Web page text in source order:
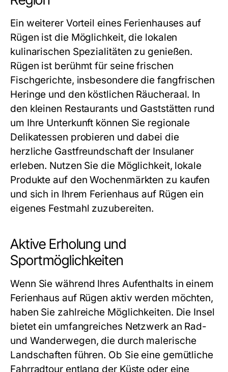
Ein weiterer Vorteil eines Ferienhauses auf
Rügen ist die Möglichkeit, die lokalen
kulinarischen Spezialitäten zu genießen.
Rügen ist berühmt für seine frischen
Fischgerichte, insbesondere die fangfrischen
Heringe und den köstlichen Räucheraal. In
den kleinen Restaurants und Gaststätten rund
um Ihre Unterkunft können Sie regionale
Delikatessen probieren und dabei die
herzliche Gastfreundschaft der Insulaner
erleben. Nutzen Sie die Möglichkeit, lokale
Produkte auf den Wochenmärkten zu kaufen
und sich in Ihrem Ferienhaus auf Rügen ein
eigenes Festmahl zuzubereiten.
Aktive Erholung und
Sportmöglichkeiten
Wenn Sie während Ihres Aufenthalts in einem
Ferienhaus auf Rügen aktiv werden möchten,
haben Sie zahlreiche Möglichkeiten. Die Insel
bietet ein umfangreiches Netzwerk an Rad-
und Wanderwegen, die durch malerische
Landschaften führen. Ob Sie eine gemütliche
Fahrradtour entlang der Küste oder eine